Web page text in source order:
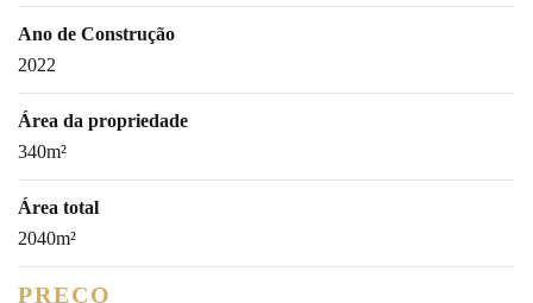
Ano de Construção
2022
Área da propriedade
340m²
Área total
2040m²
PREÇO